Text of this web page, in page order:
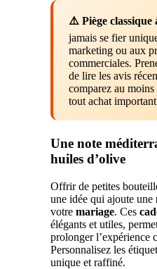
⚠️ Piège classique
jamais se fier
marketing ou aux
commerciales.
de lire les avis
comparez au
tout achat
Une note
huiles d’olive
Offrir de petites
une idée qui ajoute une
votre mariage. Ces
élégants et utiles,
prolonger l’expérience
Personnalisez les
unique et raffiné.